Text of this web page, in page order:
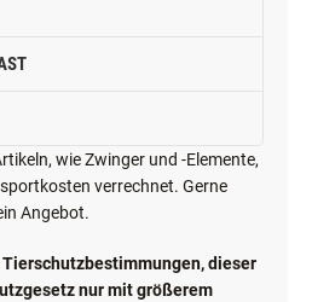
wie Zwinger und -Elemente,
verrechnet. Gerne
Angebot.
dieser
nur mit größerem